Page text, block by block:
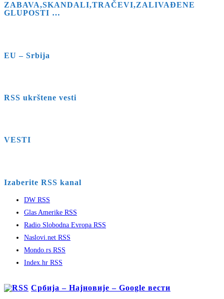
ZABAVA,SKANDALI,TRAČEVI,ZALIVAĐENE
GLUPOSTI …
EU – Srbija
RSS ukrštene vesti
VESTI
Izaberite RSS kanal
DW RSS
Glas Amerike RSS
Radio Slobodna Evropa RSS
Naslovi.net RSS
Mondo.rs RSS
Index.hr RSS
Србија – Најновије – Google вести